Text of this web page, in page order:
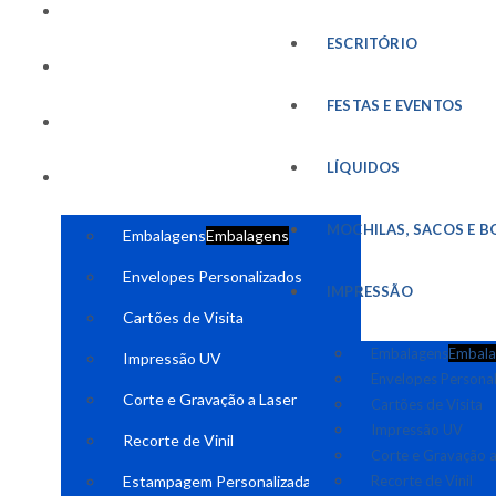
EmbalagensEmbalagens
Envelopes Personalizados
Cartões de Visita
Impressão UV
Corte e Gravação a Laser
Recorte de Vinil
Estampagem Personalizada
ESCRITÓRIO
FESTAS E EVENTOS
LÍQUIDOS
MOCHILAS, SACOS E
IMPRESSÃO
Embalagens
Envelopes
Cartões de Visita
Impressão UV
Corte e Gravação
Recorte de Vinil